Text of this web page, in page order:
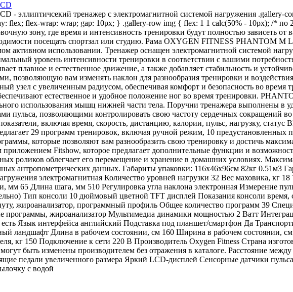
эллиптичсекий тренажер с электромагнитной системой нагружения .gallery-
flex; flex-wrap: wrap; gap: 10px; } .gallery-row img { flex: 1 1 calc(50% - 10px); /* по
зону, где время и интенсивность тренировки будут полностью
посещать спортзал или студию. Рама OXYGEN FITNESS PHANTOM M
активном использовании. Тренажер оснащен электромагнитной системой
уровень интенсивности тренировки в соответствии с вашими
плавное и естественное движение, а также добавляет стабильность и
позволяющую вам изменять наклон для разнообразия тренировки и
узел с увеличенным радиусом, обеспечивая комфорт и безопасность во время
естественное и удобное положение ног во время тренировки.
использования мышц нижней части тела. Поручни тренажера выполнены в
пульса, позволяющими контролировать свою частоту сердечных сокращений
включая время, скорость, дистанцию, калории, пульс, нагрузку, статус
29 программ тренировок, включая ручной режим, 10 предустановленных
которые позволяют вам разнообразить свою тренировку и достичь
Fitshow, которое предлагает дополнительные функции и
роликов облегчает его перемещение и хранение в домашних условиях.
антропометрических данных. Габариты упаковки: 116х46х96см 82кг
электромагнитная Количество уровней нагрузки 32 Вес маховика, кг
мм 65 Длина шага, мм 510 Регулировка угла наклона электронная Измерение
Тип консоли 10 дюймовый цветной TFT дисплей Показания консоли время,
жироанализатор, программный профиль Общее количество программ 39
программы, жироанализатор Мультимедиа динамики мощностью 2 Ватт
Язык интерфейса английский Подставка под планшет/смартфон Да
ландшафт Длина в рабочем состоянии, см 160 Ширина в рабочем состоянии,
кг 150 Подключение к сети 220 В Производитель Oxygen Fitness Страна
быть изменены производителем без отражения в каталоге. Расстояние
педали увеличенного размера Яркий LCD-дисплей Сенсорные датчики
с водой